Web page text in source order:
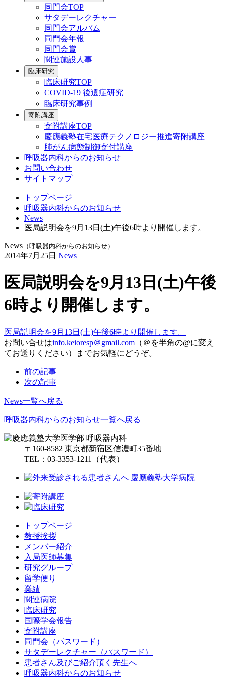
同門会TOP
サタデーレクチャー
同門会アルバム
同門会年報
同門会賞
関連施設人事
臨床研究
臨床研究TOP
COVID-19 後遺症研究
臨床研究事例
寄附講座
寄附講座TOP
慶應義塾在宅医療テクノロジー推進寄附講座
肺がん病態制御寄付講座
呼吸器内科からのお知らせ
お問い合わせ
サイトマップ
トップページ
呼吸器内科からのお知らせ
News
医局説明会を9月13日(土)午後6時より開催します。
News （呼吸器内科からのお知らせ）
2014年7月25日 News
医局説明会を9月13日(土)午後
6時より開催します。
医局説明会を9月13日(土)午後6時より開催します。
お問い合せはinfo.keioresp＠gmail.com （＠を半角の@に変え
てお送りください）までお気軽にどうぞ。
前の記事
次の記事
News一覧へ戻る
呼吸器内科からのお知らせ一覧へ戻る
〒160-8582 東京都新宿区信濃町35番地
TEL：03-3353-1211（代表）
トップページ
教授挨拶
メンバー紹介
入局医師募集
研究グループ
留学便り
業績
関連病院
臨床研究
国際学会報告
寄附講座
同門会（パスワード）
サタデーレクチャー（パスワード）
患者さん及びご紹介頂く先生へ
呼吸器内科からのお知らせ